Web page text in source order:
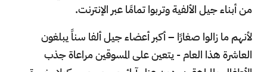
من أبناء جيل الألفية وتربوا تمامًا عبر الإنترنت.
لأنهم ما زالوا صغارًا – أكبر أعضاء جيل ألفا سناً يبلغون
العاشرة هذا العام - يتعين على المسوقين مراعاة جذب